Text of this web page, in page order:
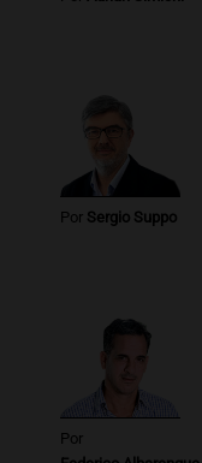
Luis
Informados al
Episodios
Por Sergio Suppo
Por